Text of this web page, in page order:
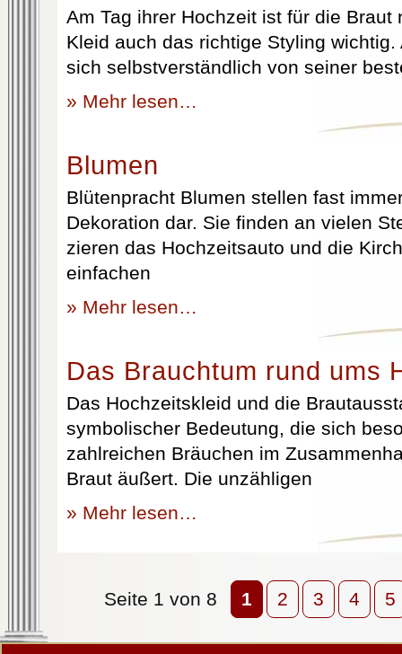
Am Tag ihrer Hochzeit ist für die Braut
Kleid auch das richtige Styling
sich selbstverständlich von seiner
» Mehr lesen…
Blumen
Blütenpracht Blumen stellen fast
Dekoration dar. Sie finden an vielen
zieren das Hochzeitsauto und die
einfachen
» Mehr lesen…
Das Brauchtum rund ums
Das Hochzeitskleid und die
symbolischer Bedeutung, die sich
zahlreichen Bräuchen im
Braut äußert. Die unzähligen
» Mehr lesen…
Seite 1 von 8 1 2 3 4 5